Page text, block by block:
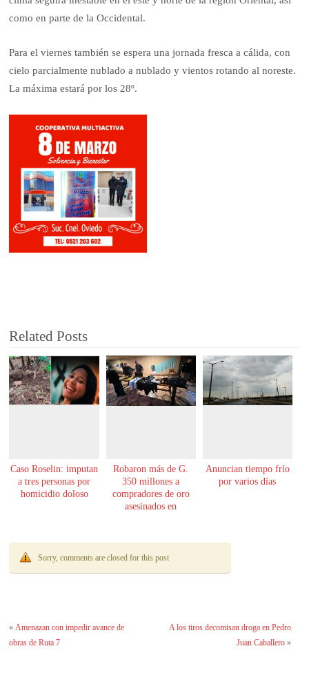
como en parte de la Occidental.
Para el viernes también se espera una jornada fresca a cálida, con
cielo parcialmente nublado a nublado y vientos rotando al noreste.
La máxima estará por los 28º.
Related Posts
Caso Roselin: imputan
a tres personas por
homicidio doloso
Robaron más de G.
350 millones a
compradores de oro
asesinados en
Anuncian tiempo frío
por varios días
Sorry, comments are closed for this post
«Amenazan con impedir avance de
obras de Ruta 7
A los tiros decomisan droga en Pedro
Juan Caballero»